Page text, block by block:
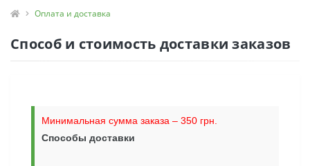
Оплата и доставка
Способ и стоимость доставки заказов
Минимальная сумма заказа – 350 грн.
Способы доставки